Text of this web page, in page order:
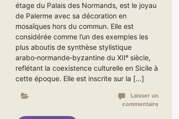
étage du Palais des Normands, est le joyau
de Palerme avec sa décoration en
mosaïques hors du commun. Elle est
considérée comme l’un des exemples les
plus aboutis de synthèse stylistique
arabo‑normande‑byzantine du XIIᵉ siècle,
reflétant la coexistence culturelle en Sicile à
cette époque. Elle est inscrite sur la […]
Laisser un
commentaire